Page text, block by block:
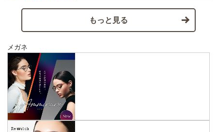
もっと見る
メガネ